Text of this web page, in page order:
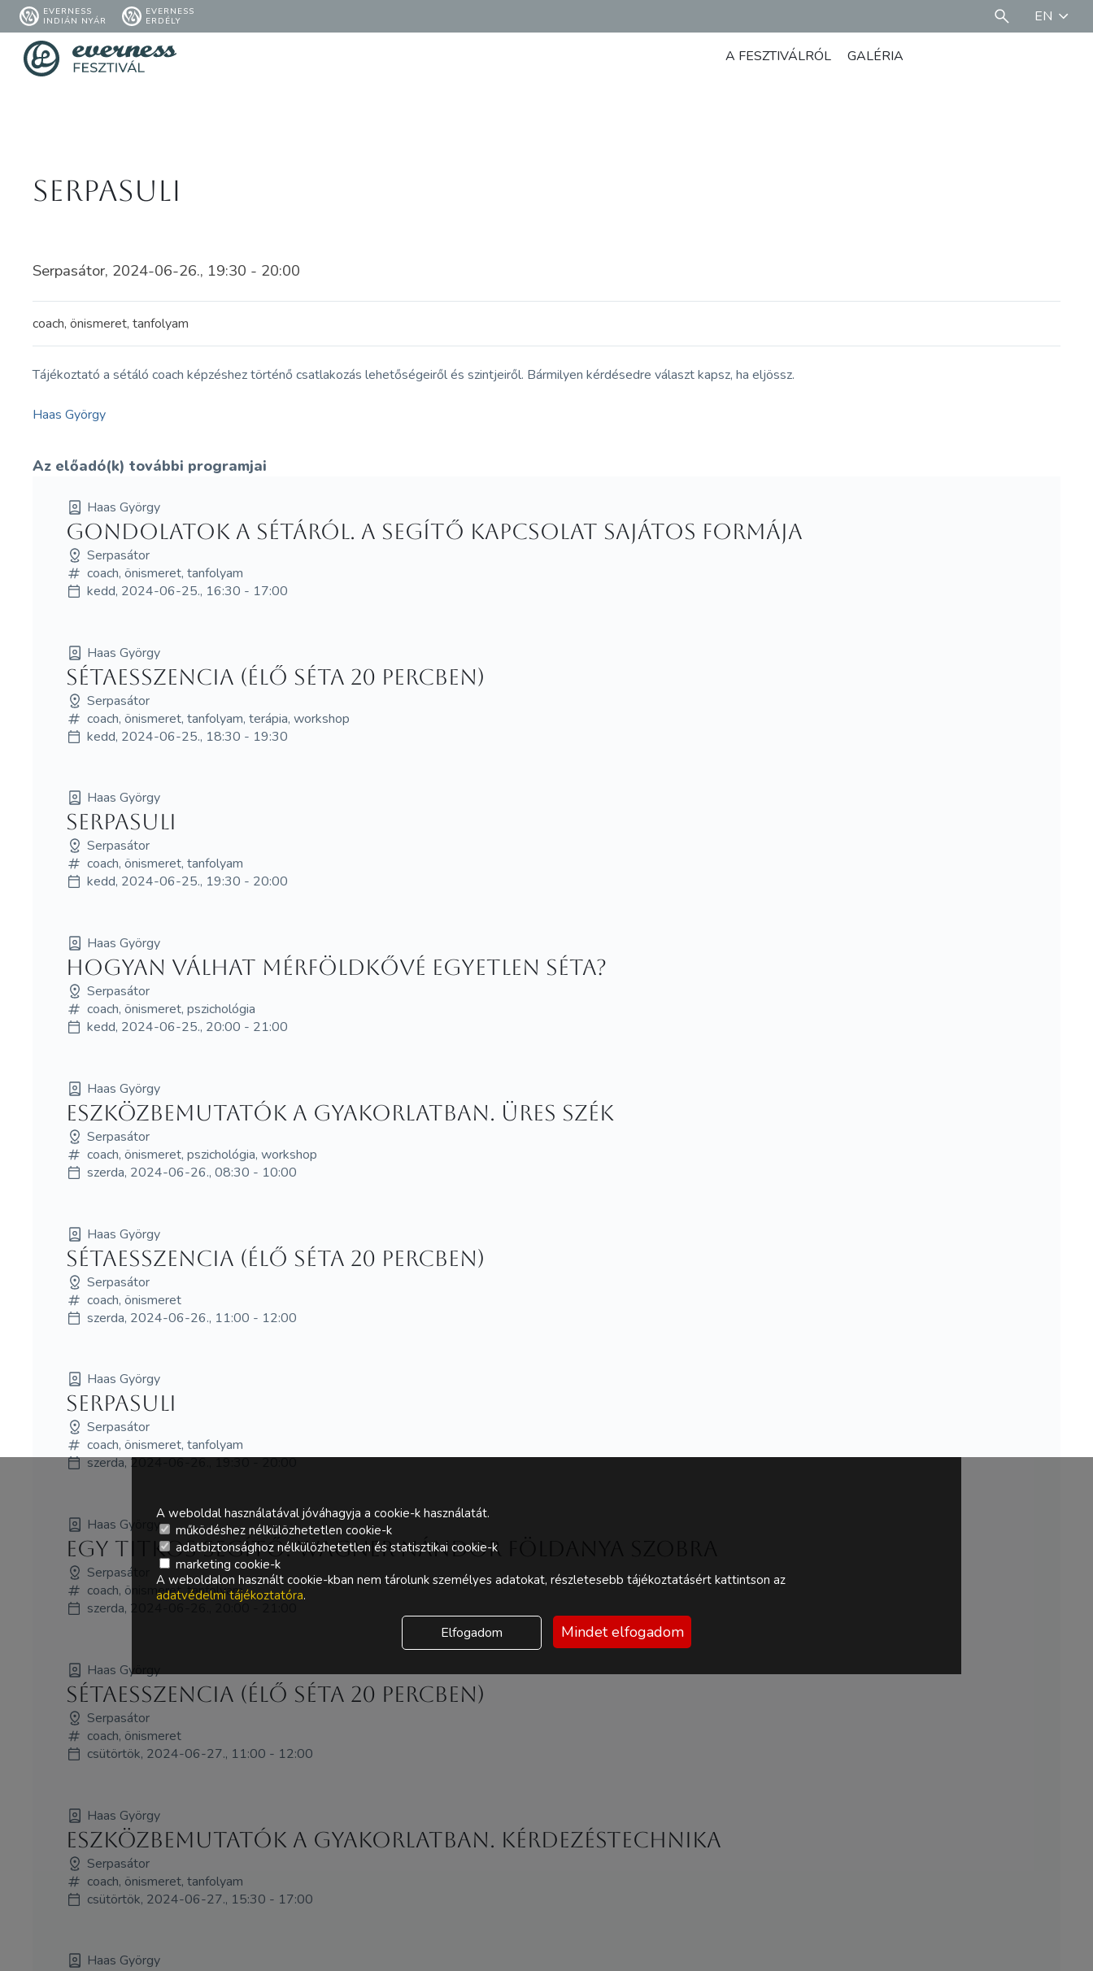
EVERNESS
INDIÁN NYÁR
EVERNESS
ERDÉLY
EN
A FESZTIVÁLRÓL GALÉRIA
Serpasuli
Serpasátor, 2024-06-26., 19:30 - 20:00
coach, önismeret, tanfolyam
Tájékoztató a sétáló coach képzéshez történő csatlakozás lehetőségeiről és szintjeiről. Bármilyen kérdésedre választ kapsz, ha eljössz.
Haas György
Az előadó(k) további programjai
Haas György
Gondolatok a sétáról. A segítő kapcsolat sajátos formája
Serpasátor
coach, önismeret, tanfolyam
kedd, 2024-06-25., 16:30 - 17:00
Haas György
Sétaesszencia (élő séta 20 percben)
Serpasátor
coach, önismeret, tanfolyam, terápia, workshop
kedd, 2024-06-25., 18:30 - 19:30
Haas György
Serpasuli
Serpasátor
coach, önismeret, tanfolyam
kedd, 2024-06-25., 19:30 - 20:00
Haas György
Hogyan válhat mérföldkővé egyetlen séta?
Serpasátor
coach, önismeret, pszichológia
kedd, 2024-06-25., 20:00 - 21:00
Haas György
Eszközbemutatók a gyakorlatban. Üres szék
Serpasátor
coach, önismeret, pszichológia, workshop
szerda, 2024-06-26., 08:30 - 10:00
Haas György
Sétaesszencia (élő séta 20 percben)
Serpasátor
coach, önismeret
szerda, 2024-06-26., 11:00 - 12:00
Haas György
Serpasuli
Serpasátor
coach, önismeret, tanfolyam
szerda, 2024-06-26., 19:30 - 20:00
Haas György
Egy titkos segítő: Wagner Nándor Földanya szobra
Serpasátor
coach, önismeret, tanfolyam
szerda, 2024-06-26., 20:00 - 21:00
Haas György
Sétaesszencia (élő séta 20 percben)
Serpasátor
coach, önismeret
csütörtök, 2024-06-27., 11:00 - 12:00
Haas György
Eszközbemutatók a gyakorlatban. Kérdezéstechnika
Serpasátor
coach, önismeret, tanfolyam
csütörtök, 2024-06-27., 15:30 - 17:00
Haas György
A weboldal használatával jóváhagyja a cookie-k használatát.
működéshez nélkülözhetetlen cookie-k
adatbiztonsághoz nélkülözhetetlen és statisztikai cookie-k
marketing cookie-k
A weboldalon használt cookie-kban nem tárolunk személyes adatokat, részletesebb tájékoztatásért kattintson az
adatvédelmi tájékoztatóra.
Elfogadom Mindet elfogadom